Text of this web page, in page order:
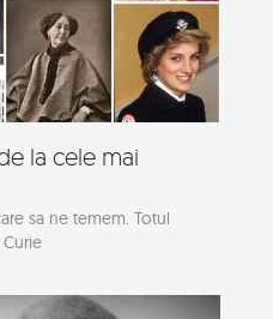
la cele mai
sa ne temem. Totul